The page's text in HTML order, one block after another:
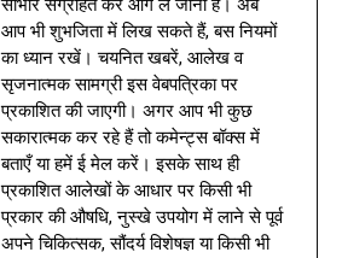
साभार संग्रहित कर आगे ले जाना है। अब
आप भी शुभजिता में लिख सकते हैं, बस नियमों
का ध्यान रखें। चयनित खबरें, आलेख व
सृजनात्मक सामग्री इस वेबपत्रिका पर
प्रकाशित की जाएगी। अगर आप भी कुछ
सकारात्मक कर रहे हैं तो कमेन्ट्स बॉक्स में
बताएँ या हमें ई मेल करें। इसके साथ ही
प्रकाशित आलेखों के आधार पर किसी भी
प्रकार की औषधि, नुस्खे उपयोग में लाने से पूर्व
अपने चिकित्सक, सौंदर्य विशेषज्ञ या किसी भी